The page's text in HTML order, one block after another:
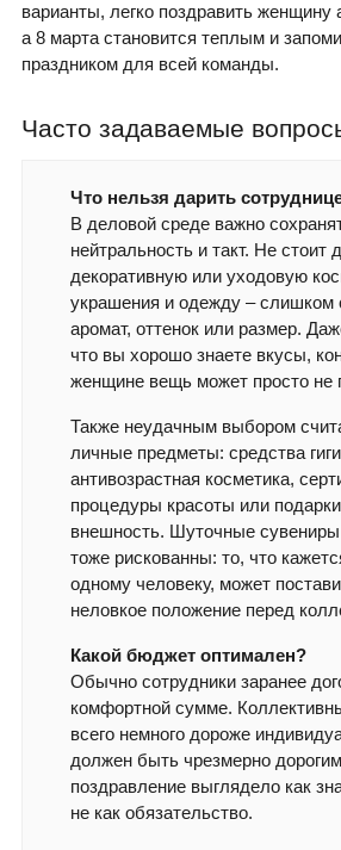
варианты, легко поздравить женщину
а 8 марта становится теплым и
праздником для всей команды.
Часто задаваемые
Что нельзя дарить
В деловой среде важно
нейтральность и такт. Не стоит
декоративную или уходовую
украшения и одежду – слишком
аромат, оттенок или размер.
что вы хорошо знаете вкусы,
женщине вещь может просто не
Также неудачным выбором
личные предметы: средства
антивозрастная косметика,
процедуры красоты или
внешность. Шуточные
тоже рискованны: то, что
одному человеку, может
неловкое положение перед
Какой бюджет оптимален?
Обычно сотрудники заранее
комфортной сумме.
всего немного дороже
должен быть чрезмерно
поздравление выглядело как
не как обязательство.